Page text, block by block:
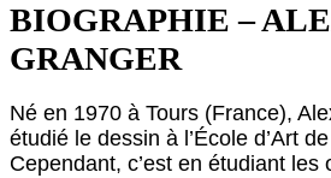
BIOGRAPHIE –
GRANGER
Né en 1970 à Tours (France),
étudié le dessin à l’École d’Art
Cependant, c’est en étudiant